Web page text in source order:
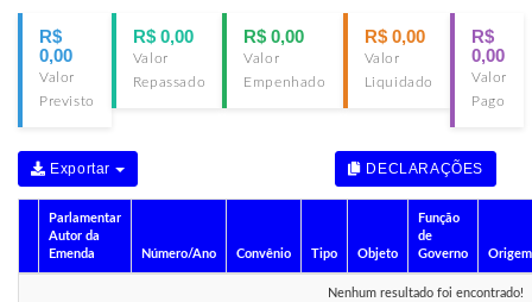
R$
0,00
Valor
Previsto
R$ 0,00
Valor
Repassado
R$ 0,00
Valor
Empenhado
R$ 0,00
Valor
Liquidado
R$
0,00
Valor
Pago
Exportar DECLARAÇÕES
Parlamentar
Autor da
Emenda
Número/Ano Convênio Tipo Objeto
Função
de
Governo
Origem
Nenhum resultado foi encontrado!